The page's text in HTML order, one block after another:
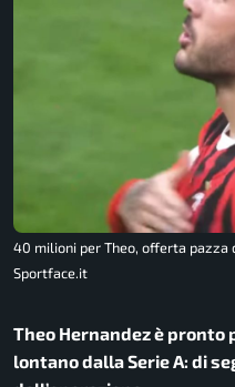
40 milioni per Theo, offerta pazza
Sportface.it
Theo Hernandez è pronto
lontano dalla Serie A: di